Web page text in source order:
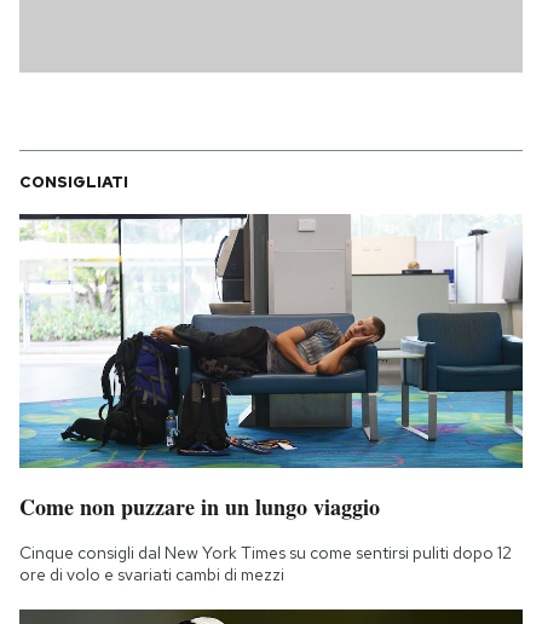
CONSIGLIATI
Come non puzzare in un lungo viaggio
Cinque consigli dal New York Times su come sentirsi puliti dopo 12
ore di volo e svariati cambi di mezzi